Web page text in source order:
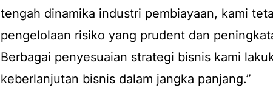
tengah dinamika industri pembiayaan, kami
pengelolaan risiko yang prudent dan
Berbagai penyesuaian strategi bisnis kami
keberlanjutan bisnis dalam jangka panjang.”